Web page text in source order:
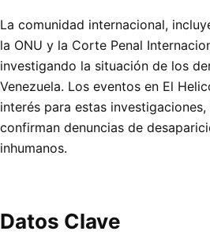
La comunidad internacional,
la ONU y la Corte Penal
investigando la situación de los
Venezuela. Los eventos en El
interés para estas
confirman denuncias de
inhumanos.
Datos Clave